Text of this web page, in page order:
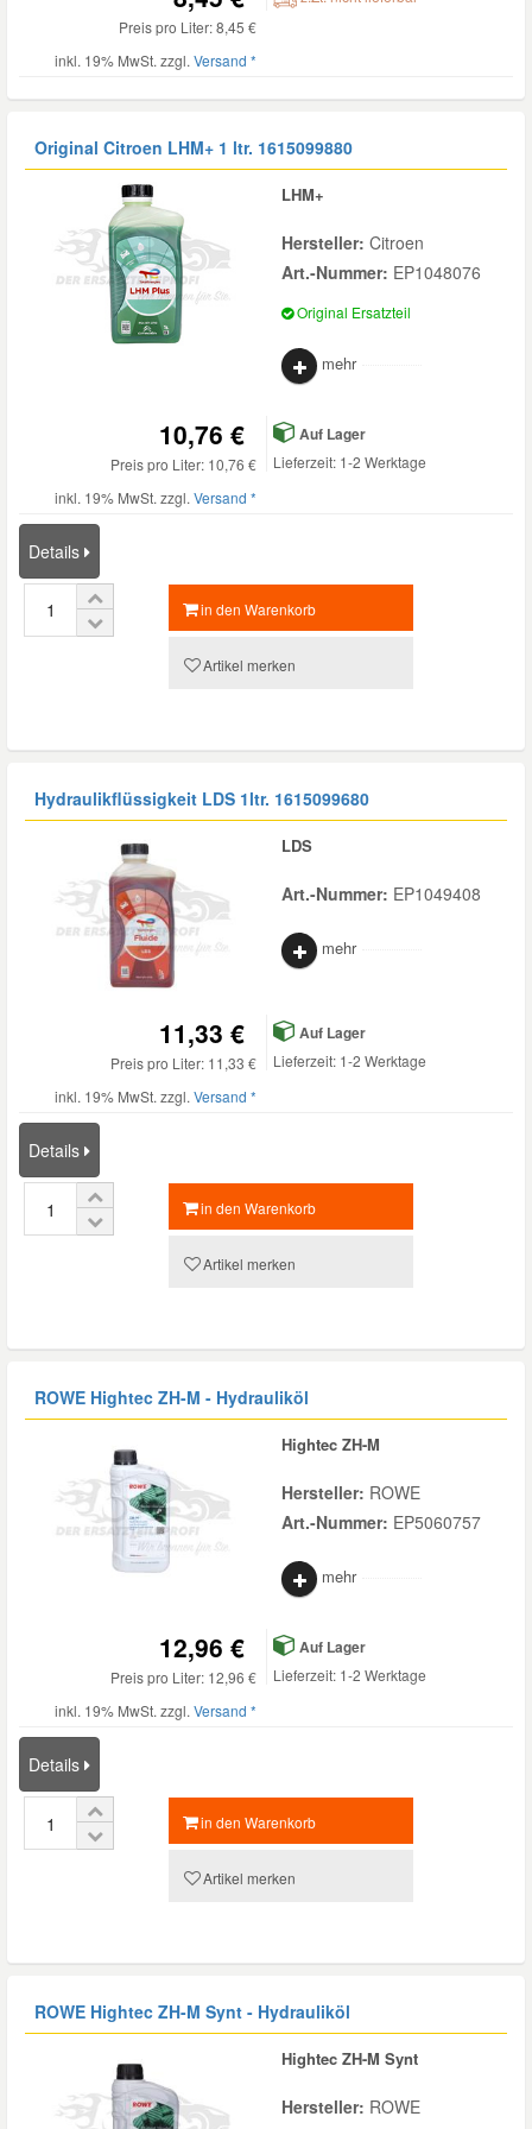
Preis pro Liter: 8,45 €
inkl. 19% MwSt. zzgl. Versand *
Original Citroen LHM+ 1 ltr. 1615099880
LHM+
Hersteller: Citroen
Art.-Nummer: EP1048076
Original Ersatzteil
mehr
10,76 €
Preis pro Liter: 10,76 €
inkl. 19% MwSt. zzgl. Versand *
Auf Lager
Lieferzeit: 1-2 Werktage
Details
in den Warenkorb
Artikel merken
Hydraulikflüssigkeit LDS 1ltr. 1615099680
LDS
Art.-Nummer: EP1049408
mehr
11,33 €
Preis pro Liter: 11,33 €
inkl. 19% MwSt. zzgl. Versand *
Auf Lager
Lieferzeit: 1-2 Werktage
Details
in den Warenkorb
Artikel merken
ROWE Hightec ZH-M - Hydrauliköl
Hightec ZH-M
Hersteller: ROWE
Art.-Nummer: EP5060757
mehr
12,96 €
Preis pro Liter: 12,96 €
inkl. 19% MwSt. zzgl. Versand *
Auf Lager
Lieferzeit: 1-2 Werktage
Details
in den Warenkorb
Artikel merken
ROWE Hightec ZH-M Synt - Hydrauliköl
Hightec ZH-M Synt
Hersteller: ROWE
Scheibenreinigung
Karosserie Werkzeug
Werkstattbedarf
Daewoo Ersatzteile
Dodge Ersatzteile
Honda Ersatzteile
Hyundai Ersatzteile
Kia Ersatzteile
Mazda Ersatzteile
Mitsubishi Ersatzteile
Nissan Ersatzteile
Porsche Ersatzteile
Seat Ersatzteile
Skoda Ersatzteile
Smart Ersatzteile
Suzuki Ersatzteile
Toyota Ersatzteile
Volvo Ersatzteile